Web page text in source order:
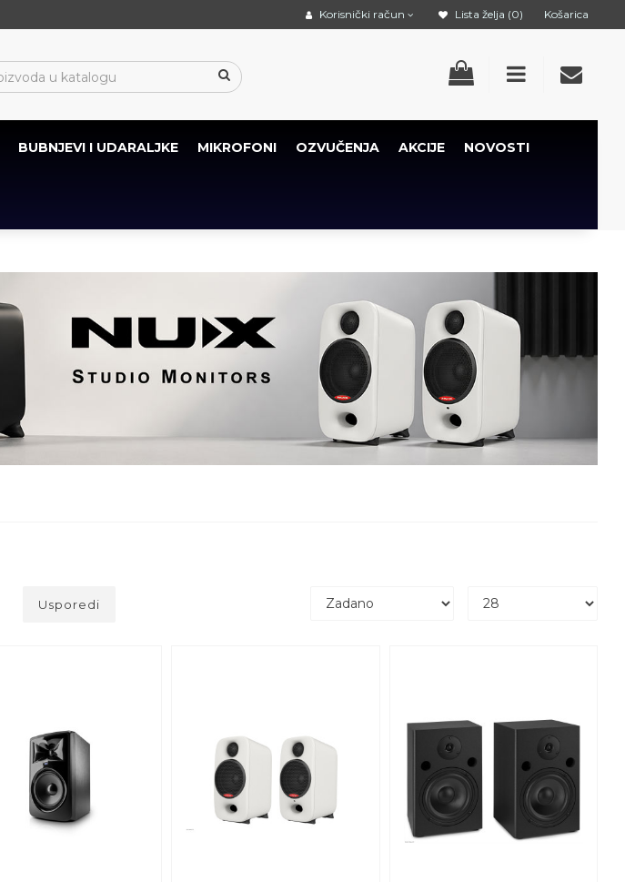
Korisnički račun Lista želja (0) Košarica
BUBNJEVI I UDARALJKE MIKROFONI OZVUČENJA AKCIJE NOVOSTI
Usporedi